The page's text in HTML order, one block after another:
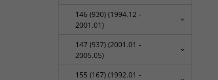
146 (930) (1994.12 -
2001.01)
147 (937) (2001.01 -
2005.05)
155 (167) (1992.01 -